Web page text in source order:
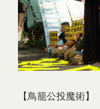
【鳥籠公投魔術】